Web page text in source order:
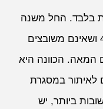
לבנות בלבד. החל משנה
זו הוחלט כי גם בנים בעלי פרופיל 45 ושאינם משובצים
המאה. הכוונה היא
לאיתור במסגרת
ביותר, יש